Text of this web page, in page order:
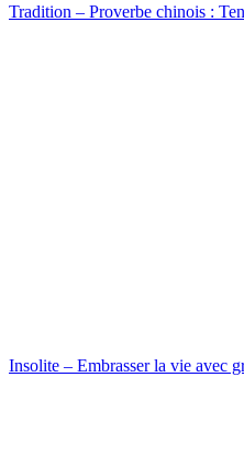
Tradition – Proverbe chinois :
Insolite – Embrasser la vie avec